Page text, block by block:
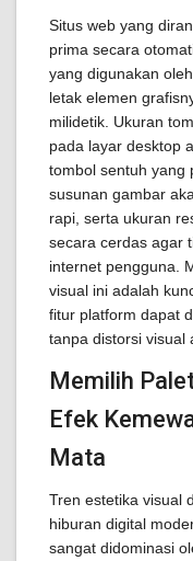
Situs web yang
prima secara
yang digunakan
letak elemen
milidetik. Ukuran
pada layar desktop
tombol sentuh yang
susunan gambar
rapi, serta ukuran
secara cerdas agar
internet pengguna.
visual ini adalah
fitur platform dapat
tanpa distorsi visual
Memilih
Efek
Mata
Tren estetika visual
hiburan digital
sangat didominasi